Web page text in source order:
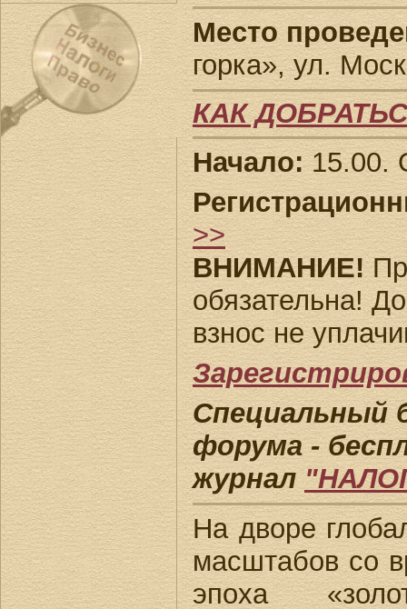
Место
горка», ул.
КАК
Начало:15.00.
>>
ВНИМАНИЕ!
обязательна!
взнос не
Специальный
форума -
журнал
На дворе
масштабов со
эпоха